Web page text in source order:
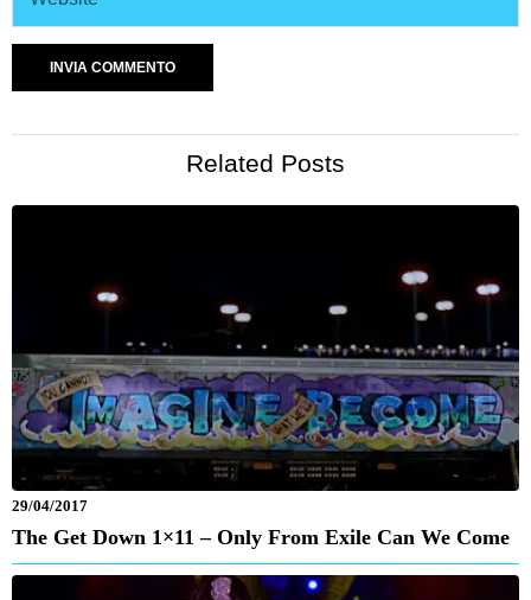
Related Posts
29/04/2017
The Get Down 1×11 – Only From Exile Can We Come